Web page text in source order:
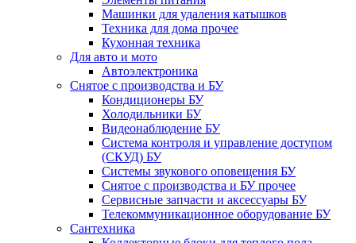
Машинки для удаления катышков
Техника для дома прочее
Кухонная техника
Для авто и мото
Автоэлектроника
Снятое с производства и БУ
Кондиционеры БУ
Холодильники БУ
Видеонаблюдение БУ
Система контроля и управление доступом
(СКУД) БУ
Системы звукового оповещения БУ
Снятое с производства и БУ прочее
Сервисные запчасти и аксессуары БУ
Телекоммуникационное оборудование БУ
Сантехника